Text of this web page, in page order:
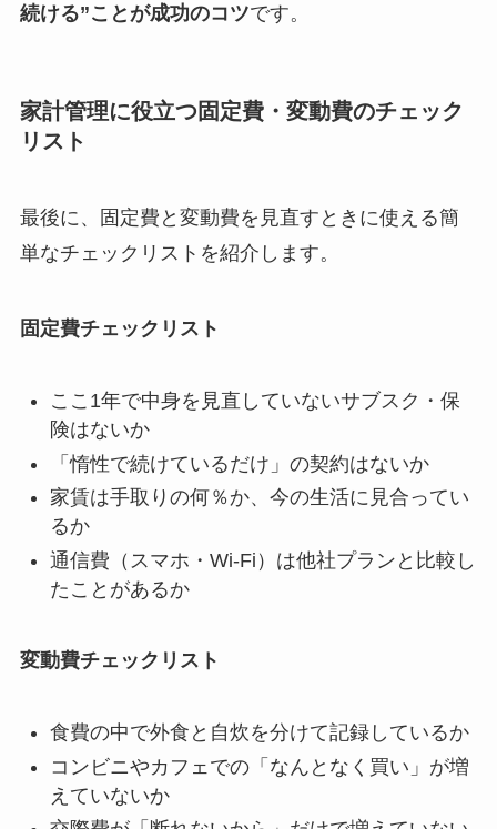
続ける”ことが成功のコツです。
家計管理に役立つ固定費・変動費のチェック
リスト
最後に、固定費と変動費を見直すときに使える簡
単なチェックリストを紹介します。
固定費チェックリスト
ここ1年で中身を見直していないサブスク・保
険はないか
「惰性で続けているだけ」の契約はないか
家賃は手取りの何％か、今の生活に見合ってい
るか
通信費（スマホ・Wi-Fi）は他社プランと比較し
たことがあるか
変動費チェックリスト
食費の中で外食と自炊を分けて記録しているか
コンビニやカフェでの「なんとなく買い」が増
えていないか